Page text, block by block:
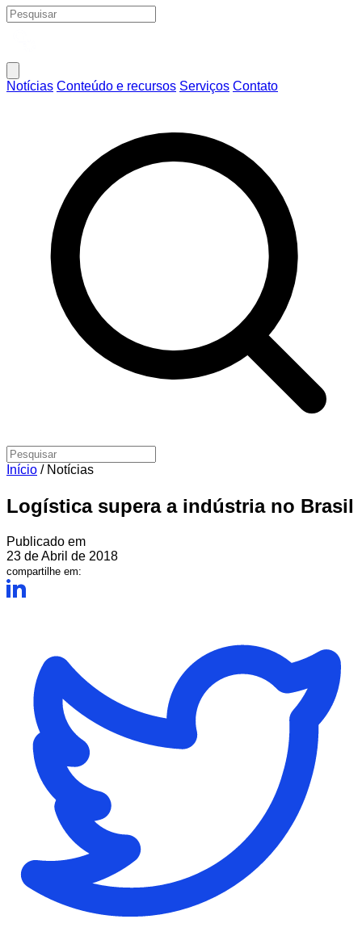
Notícias Conteúdo e recursos Serviços Contato
Início / Notícias
Logística supera a indústria no Brasil
Publicado em
23 de Abril de 2018
compartilhe em: